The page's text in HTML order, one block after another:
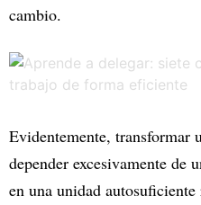
cambio.
Evidentemente, transformar
depender excesivamente de
en una unidad